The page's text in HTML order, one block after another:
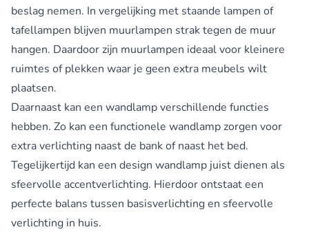
beslag nemen. In vergelijking met staande lampen of
tafellampen blijven muurlampen strak tegen de muur
hangen. Daardoor zijn muurlampen ideaal voor kleinere
ruimtes of plekken waar je geen extra meubels wilt
plaatsen.
Daarnaast kan een wandlamp verschillende functies
hebben. Zo kan een functionele wandlamp zorgen voor
extra verlichting naast de bank of naast het bed.
Tegelijkertijd kan een design wandlamp juist dienen als
sfeervolle accentverlichting. Hierdoor ontstaat een
perfecte balans tussen basisverlichting en sfeervolle
verlichting in huis.